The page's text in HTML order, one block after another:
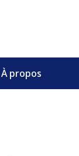
À propos